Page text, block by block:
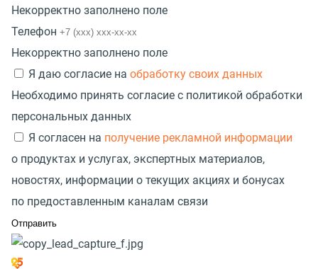
Некорректно заполнено поле
Телефон
Некорректно заполнено поле
Я даю согласие на обработку своих данных
Необходимо принять согласие с политикой обработки
персональных данных
Я согласен на получение рекламной информации
о продуктах и услугах, экспертных материалов,
новостях, информации о текущих акциях и бонусах
по предоставленным каналам связи